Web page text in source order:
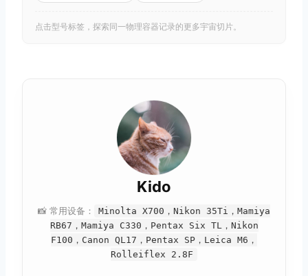
点击型号标签，探索同一物理容器记录的更多宇宙切片。
Kido
📸 常用设备：
Minolta X700，Nikon 35Ti，Mamiya
RB67，Mamiya C330，Pentax Six TL，Nikon
F100，Canon QL17，Pentax SP，Leica M6，
Rolleiflex 2.8F